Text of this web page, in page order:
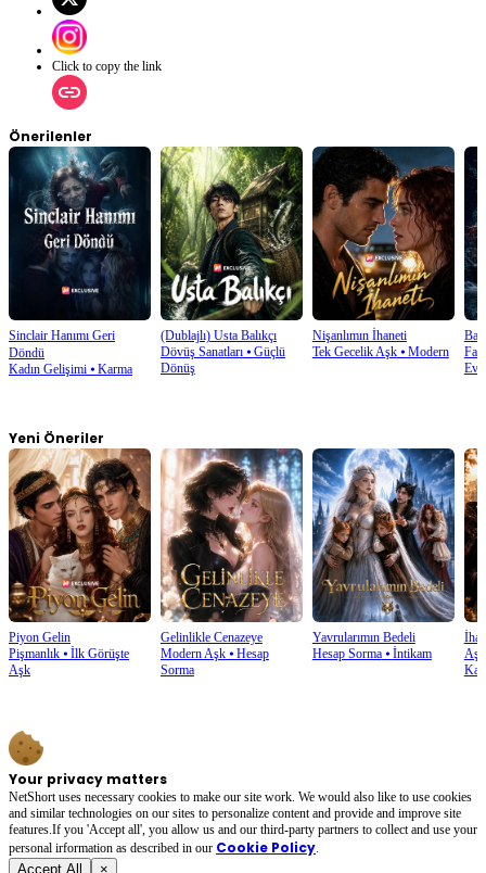
Click to copy the link
Önerilenler
Sinclair Hanımı Geri
Döndü
Kadın Gelişimi ⦁ Karma
(Dublajlı) Usta Balıkçı
Dövüş Sanatları⦁ Güçlü
Dönüş
Nişanlımın İhaneti
Tek Gecelik Aşk⦁ Modern
Yeni Öneriler
Piyon Gelin
Pişmanlık ⦁ İlk Görüşte
Aşk
Gelinlikle Cenazeye
Modern Aşk⦁ Hesap
Sorma
Yavrularımın Bedeli
Hesap Sorma⦁ İntikam
Your privacy matters
NetShort uses necessary cookies to make our site work. We would also like to use cookies
and similar technologies on our sites to personalize content and provide and improve site
features.If you 'Accept all', you allow us and our third-party partners to collect and use your
personal irformation as described in our Cookie Policy.
Accept All ×